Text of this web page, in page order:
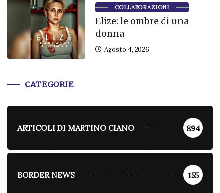
COLLABORAZIONI
Elize: le ombre di una
donna
Agosto 4, 2026
CATEGORIE
ARTICOLI DI MARTINO CIANO 894
BORDER NEWS 155